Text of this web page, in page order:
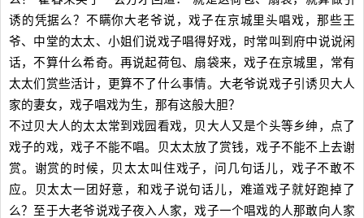
诱的凭据么？不瞒你大老爷说，戏子在京城里头唱戏，那些王
爷、中堂的太太、小姐们说戏子唱得好戏，时常叫到府中说说闲
话，不算什么希奇。再说起荷包、扇袋来，戏子在京城里，常有
太太们赏些活计，更算不了什么事情。大老爷说戏子引诱贝大人
家的妻女，戏子唱戏为生，那有这般大胆？
不过贝大人的太太常到戏园看戏，贝大人又是个头等乡绅，点了
戏子的戏，戏子不能不唱。贝太太放了赏钱，戏子不能不上去谢
赏。谢赏的时候，贝太太叫住戏子，问几句话儿，戏子不敢不
应。贝太太一团好意，和戏子说句话儿，难道戏子就好跑掉了
么？至于大老爷说戏子夜入人家，戏子一个唱戏的人那敢向人家